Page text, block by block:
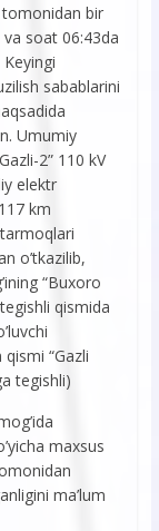
bir
va soat 06:43da
sabablarini
Umumiy
2” 110 kV
elektr
km
o’tkazilib,
“Buxoro
qismida
“Gazli
tegishli)
maxsus
ma’lum